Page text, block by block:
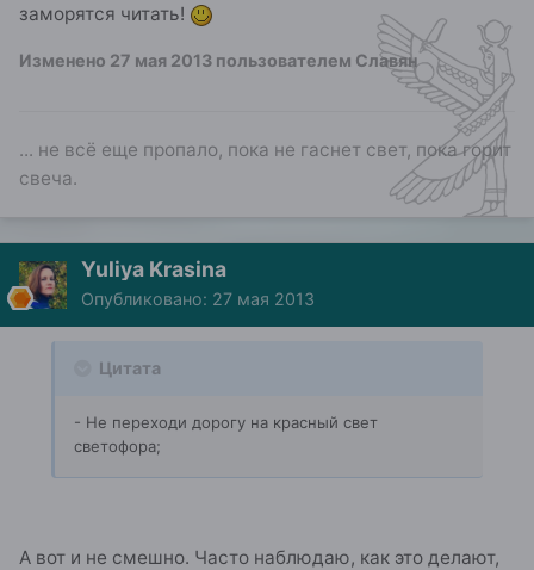
заморятся читать!
Изменено 27 мая 2013 пользователем Славян
... не всё еще пропало, пока не гаснет свет, пока горит
свеча.
Yuliya Krasina
Опубликовано: 27 мая 2013
Цитата
- Не переходи дорогу на красный свет
светофора;
А вот и не смешно. Часто наблюдаю, как это делают,